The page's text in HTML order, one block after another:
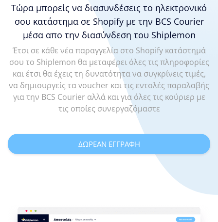
Τώρα μπορείς να διασυνδέσεις το ηλεκτρονικό
σου κατάστημα σε Shopify με την BCS Courier
μέσα απο την διασύνδεση του Shiplemon
Έτσι σε κάθε νέα παραγγελία στο Shopify κατάστημά
σου το Shiplemon θα μεταφέρει όλες τις πληροφορίες
και έτσι θα έχεις τη δυνατότητα να συγκρίνεις τιμές,
να δημιουργείς τα voucher και τις εντολές παραλαβής
για την BCS Courier αλλά και για όλες τις κούριερ με
τις οποίες συνεργαζόμαστε
ΔΩΡΕΑΝ ΕΓΓΡΑΦΗ